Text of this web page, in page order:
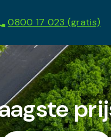
0800 17 023 (gratis)